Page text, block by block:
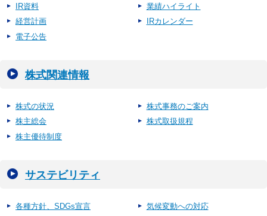
IR資料
業績ハイライト
経営計画
IRカレンダー
電子公告
株式関連情報
株式の状況
株式事務のご案内
株主総会
株式取扱規程
株主優待制度
サステビリティ
各種方針、SDGs宣言
気候変動への対応